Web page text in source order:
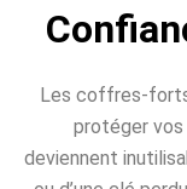
Les coffres-
protéger vos
deviennent